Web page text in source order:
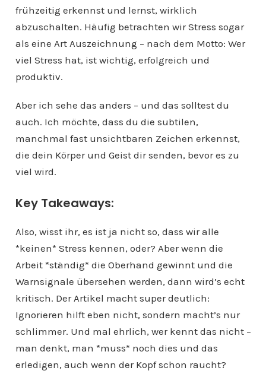
frühzeitig erkennst und lernst, wirklich
abzuschalten. Häufig betrachten wir Stress sogar
als eine Art Auszeichnung – nach dem Motto: Wer
viel Stress hat, ist wichtig, erfolgreich und
produktiv.
Aber ich sehe das anders – und das solltest du
auch. Ich möchte, dass du die subtilen,
manchmal fast unsichtbaren Zeichen erkennst,
die dein Körper und Geist dir senden, bevor es zu
viel wird.
Key Takeaways:
Also, wisst ihr, es ist ja nicht so, dass wir alle
*keinen* Stress kennen, oder? Aber wenn die
Arbeit *ständig* die Oberhand gewinnt und die
Warnsignale übersehen werden, dann wird’s echt
kritisch. Der Artikel macht super deutlich:
Ignorieren hilft eben nicht, sondern macht’s nur
schlimmer. Und mal ehrlich, wer kennt das nicht –
man denkt, man *muss* noch dies und das
erledigen, auch wenn der Kopf schon raucht?